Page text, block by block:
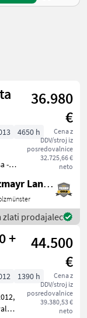
36.980
€
Cena z
DDV/stroj iz
posredovalnice
32.725,66 €
neto
4650 h
-
z
Schwarzmayr Landtechnik GmbH - Aurolzmünster
zlati prodajalec
+
44.500
€
Cena z
DDV/stroj iz
posredovalnice
39.380,53 €
neto
1390 h